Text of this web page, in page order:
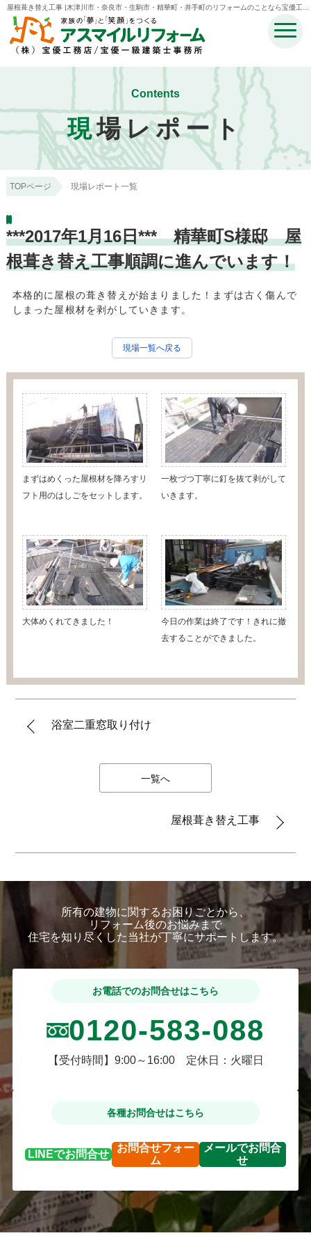
屋根葺き替え工事 |木津川市・奈良市・生駒市・精華町・井手町のリフォームのことなら宝優工務
店アスマイルリフォーム
Contents
現場レポート
TOPページ 現場レポート一覧
***2017年1月16日*** 精華町S様邸 屋
根葺き替え工事順調に進んでいます！
本格的に屋根の葺き替えが始まりました！まずは古く傷んで
しまった屋根材を剥がしていきます。
現場一覧へ戻る
まずはめくった屋根材を降ろすリ
フト用のはしごをセットします。
一枚づつ丁寧に釘を抜て剥がして
いきます。
大体めくれてきました！
今日の作業は終了です！きれに撤
去することができました。
浴室二重窓取り付け
一覧へ
屋根葺き替え工事
所有の建物に関するお困りごとから、
リフォーム後のお悩みまで
住宅を知り尽くした当社が丁寧にサポートします。
お電話でのお問合せはこちら
0120-583-088
【受付時間】9:00～16:00 定休日：火曜日
各種お問合せはこちら
LINEでお問合せ
お問合せフォー
ム
メールでお問合
せ